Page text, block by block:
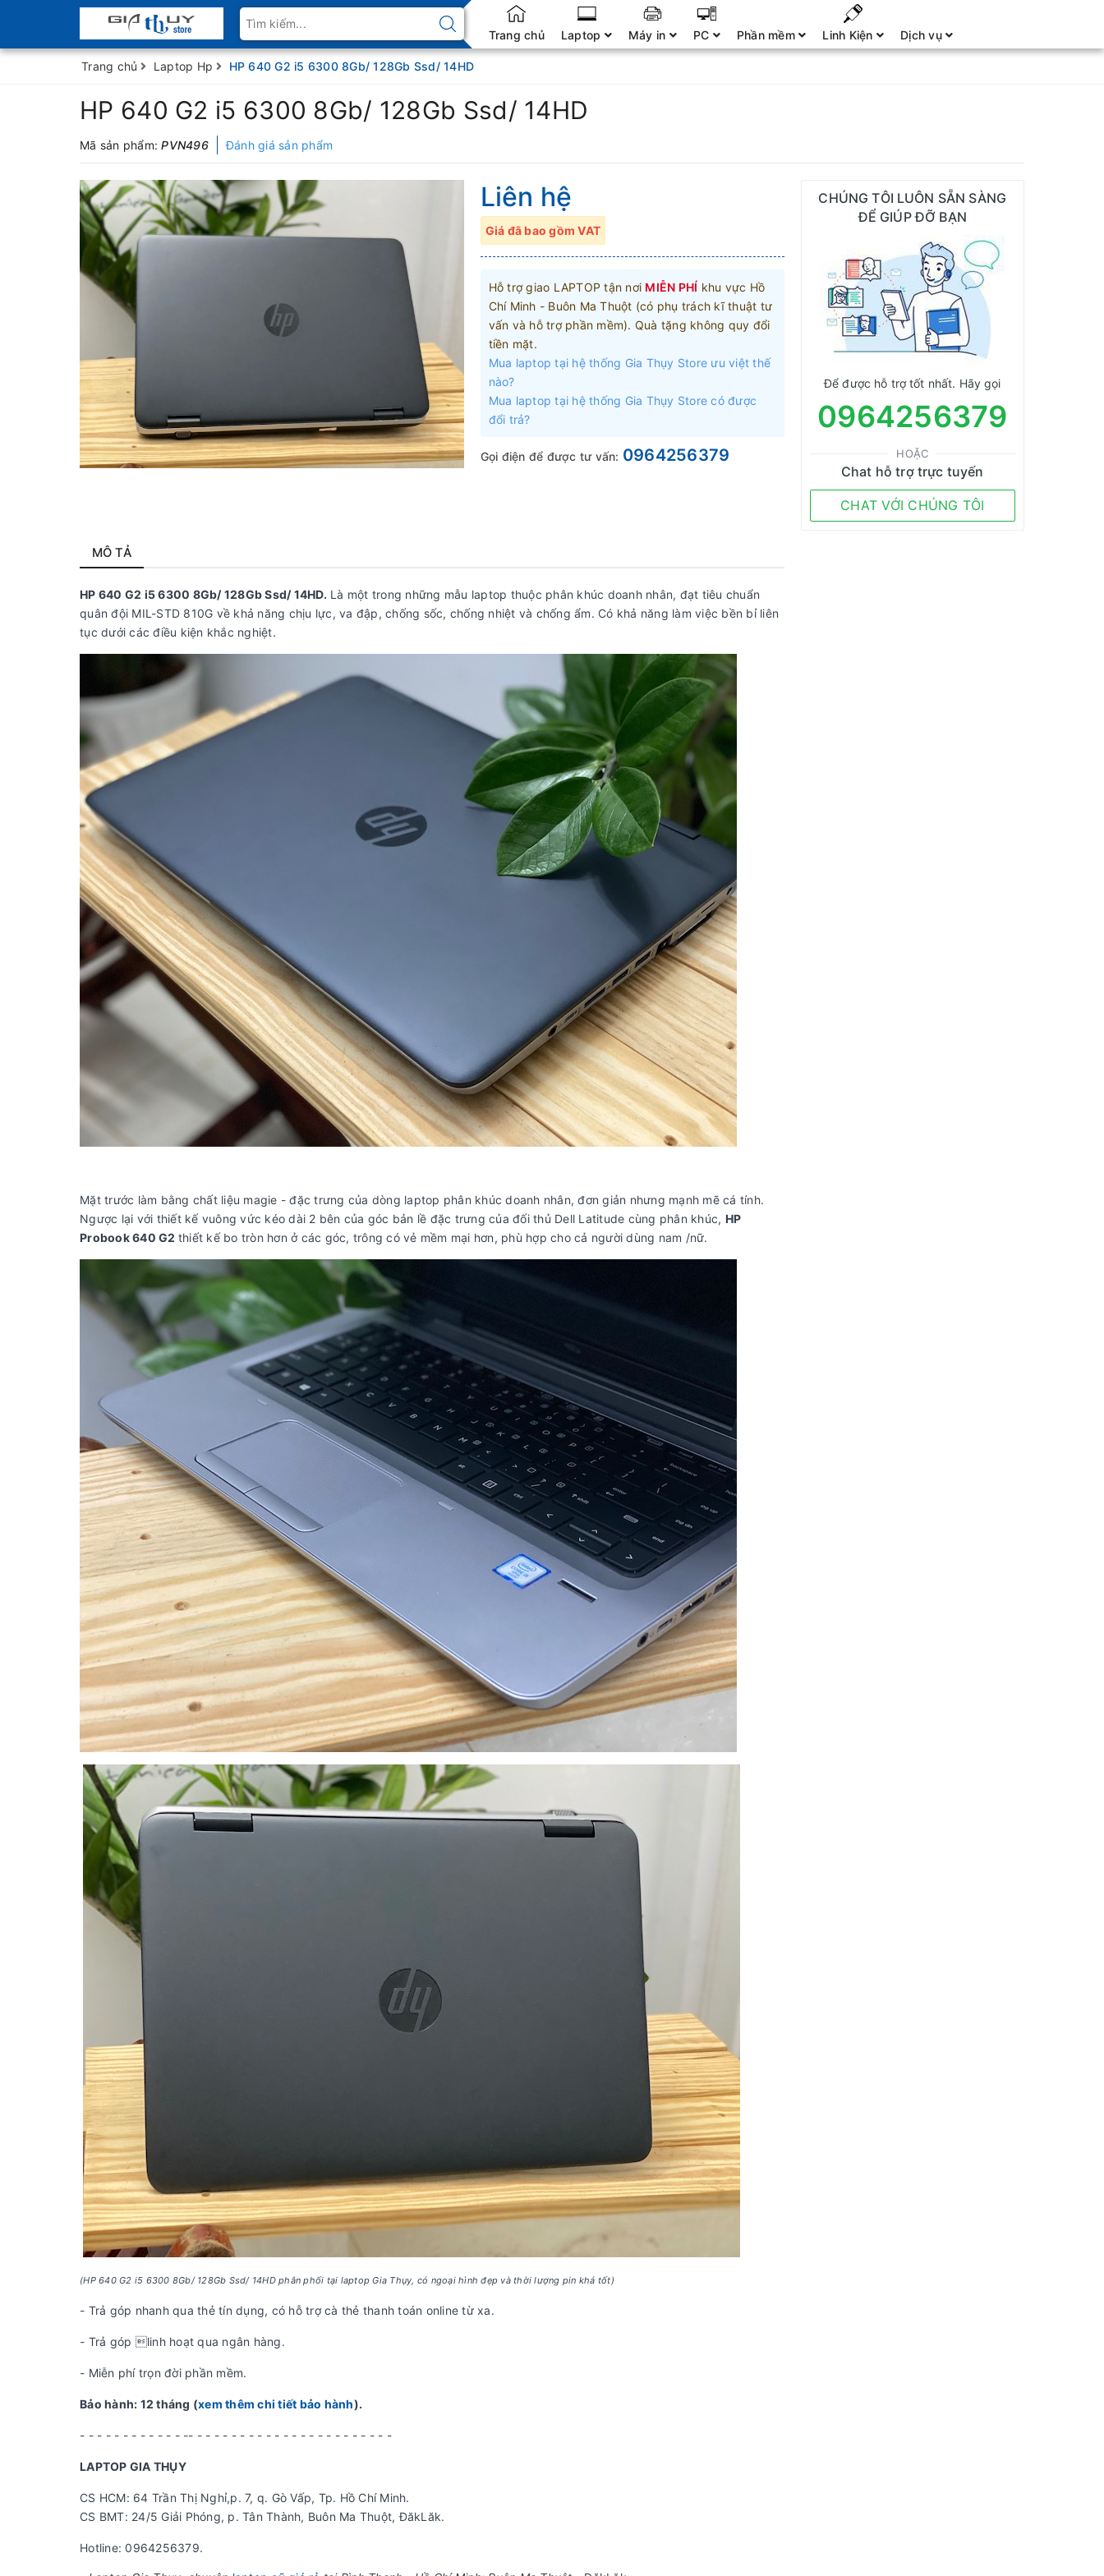
Trang chủ Laptop Máy in PC Phần mềm Linh Kiện Dịch vụ
Trang chủ Laptop Hp HP 640 G2 i5 6300 8Gb/ 128Gb Ssd/ 14HD
HP 640 G2 i5 6300 8Gb/ 128Gb Ssd/ 14HD
Mã sản phẩm:PVN496 Đánh giá sản phẩm
Liên hệ
Giá đã bao gồm VAT
Hỗ trợ giao LAPTOP tận nơi MIỄN PHÍ khu vực Hồ
Chí Minh - Buôn Ma Thuột (có phụ trách kĩ thuật tư
vấn và hỗ trợ phần mềm). Quà tặng không quy đổi
tiền mặt.
Mua laptop tại hệ thống Gia Thụy Store ưu việt thế
nào?
Mua laptop tại hệ thống Gia Thụy Store có được
đổi trả?
Gọi điện để được tư vấn: 0964256379
CHÚNG TÔI LUÔN SẴN SÀNG
ĐỂ GIÚP ĐỠ BẠN
Để được hỗ trợ tốt nhất. Hãy gọi
0964256379
HOẶC
Chat hỗ trợ trực tuyến
CHAT VỚI CHÚNG TÔI
MÔ TẢ
HP 640 G2 i5 6300 8Gb/ 128Gb Ssd/ 14HD. Là một trong những mẫu laptop thuộc phân khúc doanh nhân, đạt tiêu chuẩn
quân đội MIL-STD 810G về khả năng chịu lực, va đập, chống sốc, chống nhiệt và chống ẩm. Có khả năng làm việc bền bỉ liên
tục dưới các điều kiện khắc nghiệt.
Mặt trước làm bằng chất liệu magie - đặc trưng của dòng laptop phân khúc doanh nhân, đơn giản nhưng mạnh mẽ cá tính.
Ngược lại với thiết kế vuông vức kéo dài 2 bên của góc bản lề đặc trưng của đối thủ Dell Latitude cùng phân khúc, HP
Probook 640 G2 thiết kế bo tròn hơn ở các góc, trông có vẻ mềm mại hơn, phù hợp cho cả người dùng nam /nữ.
(HP 640 G2 i5 6300 8Gb/ 128Gb Ssd/ 14HD phân phối tại laptop Gia Thụy, có ngoại hình đẹp và thời lượng pin khá tốt)
- Trả góp nhanh qua thẻ tín dụng, có hỗ trợ cà thẻ thanh toán online từ xa.
- Trả góp linh hoạt qua ngân hàng.
- Miễn phí trọn đời phần mềm.
Bảo hành: 12 tháng (xem thêm chi tiết bảo hành).
- - - - - - - - - - - - -- - - - - - - - - - - - - - - - - - - - - - - -
LAPTOP GIA THỤY
CS HCM: 64 Trần Thị Nghỉ,p. 7, q. Gò Vấp, Tp. Hồ Chí Minh.
CS BMT: 24/5 Giải Phóng, p. Tân Thành, Buôn Ma Thuột, ĐăkLăk.
Hotline: 0964256379.